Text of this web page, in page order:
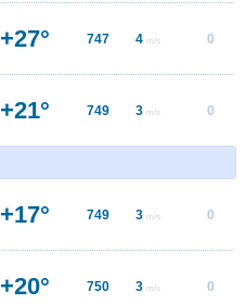
+27° 747 4 m/s 0
+21° 749 3 m/s 0
+17° 749 3 m/s 0
+20° 750 3 m/s 0